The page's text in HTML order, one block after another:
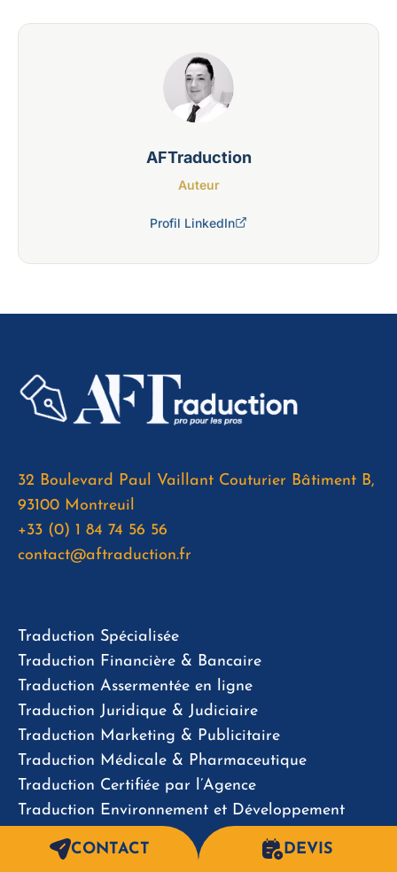
CONTACT DEVIS
AFTraduction
Auteur
Profil LinkedIn
32 Boulevard Paul Vaillant Couturier Bâtiment B,
93100 Montreuil
+33 (0) 1 84 74 56 56
contact@aftraduction.fr
Traduction Spécialisée
Traduction Financière & Bancaire
Traduction Assermentée en ligne
Traduction Juridique & Judiciaire
Traduction Marketing & Publicitaire
Traduction Médicale & Pharmaceutique
Traduction Certifiée par l’Agence
Traduction Environnement et Développement
Durable
Interprétariat par Téléphone